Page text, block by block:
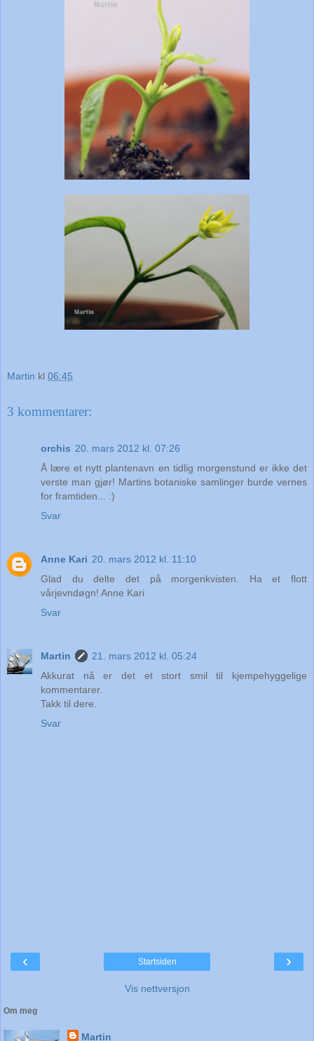
Martin kl 06:45
3 kommentarer:
orchis 20. mars 2012 kl. 07:26
Å lære et nytt plantenavn en tidlig morgenstund er ikke det
verste man gjør! Martins botaniske samlinger burde vernes
for framtiden... :)
Svar
Anne Kari 20. mars 2012 kl. 11:10
Glad du delte det på morgenkvisten. Ha et flott
vårjevndøgn! Anne Kari
Svar
Martin
21. mars 2012 kl. 05:24
Akkurat nå er det et stort smil til kjempehyggelige
kommentarer.
Takk til dere.
Svar
‹ ›
Startsiden
Vis nettversjon
Om meg
Martin